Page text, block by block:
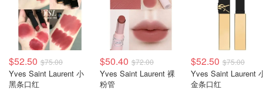
$52.50 $75.00
Yves Saint Laurent 小
黑条口红
$50.40 $72.00
Yves Saint Laurent 裸
粉管
$52.50 $75.00
Yves Saint Laurent
金条口红